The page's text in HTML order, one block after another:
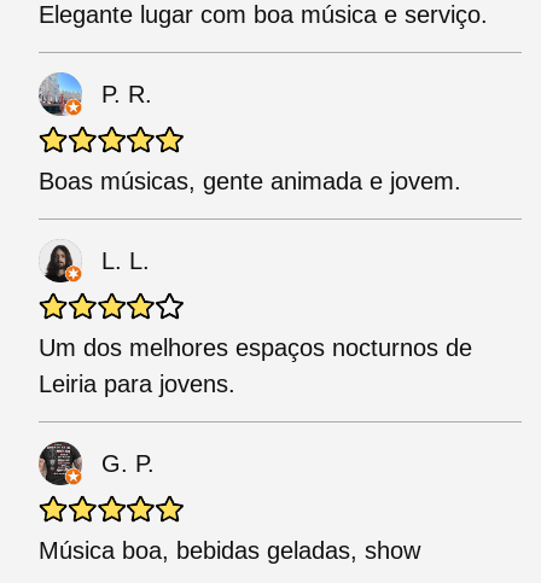
Elegante lugar com boa música e serviço.
P. R.
Boas músicas, gente animada e jovem.
L. L.
Um dos melhores espaços nocturnos de
Leiria para jovens.
G. P.
Música boa, bebidas geladas, show